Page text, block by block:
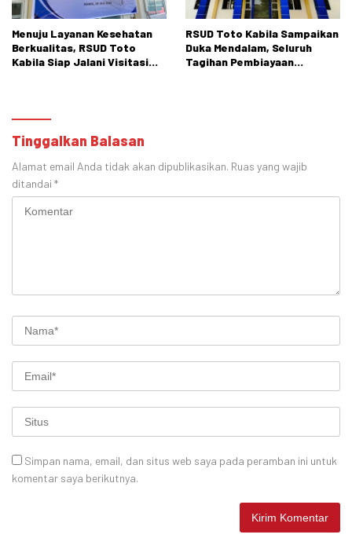
Menuju Layanan Kesehatan
Berkualitas, RSUD Toto
Kabila Siap Jalani Visitasi
RSUD Toto Kabila Sampaikan
Duka Mendalam, Seluruh
Tagihan Pembiayaan
Tinggalkan Balasan
Alamat email Anda tidak akan dipublikasikan. Ruas yang wajib
ditandai *
Simpan nama, email, dan situs web saya pada peramban ini untuk
komentar saya berikutnya.